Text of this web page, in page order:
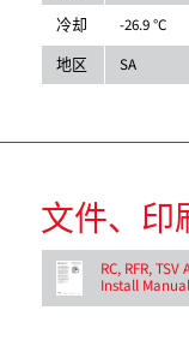
冷却
-26.9 °C
地区
SA
文件、印
RC, RFR,
Install